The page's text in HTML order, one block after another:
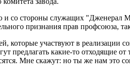
и со стороны служащих
признания прав профсоюза,
которые участвуют в
предлагать какие-то отходящие
Мне скажут: но ты же нам